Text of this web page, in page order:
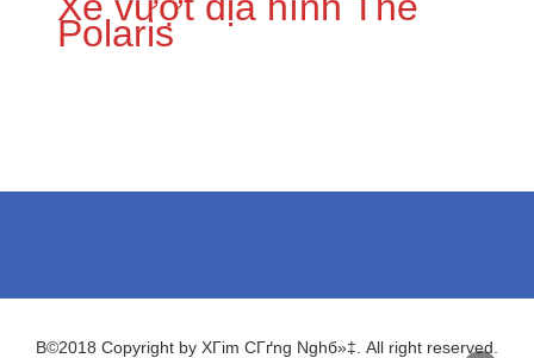
Polaris
В©2018 Copyright by XГіm CГґng Nghб»‡. All right reserved.